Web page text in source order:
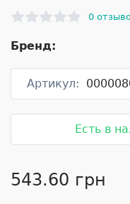
0
Бренд:
Артикул:
Есть в
543.60 грн